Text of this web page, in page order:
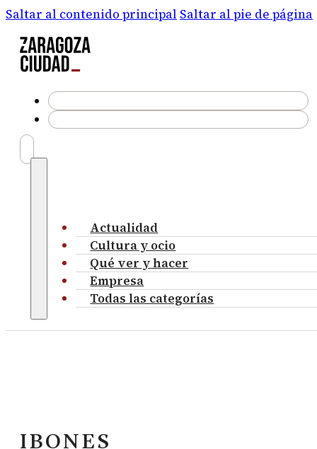
Saltar al contenido principal Saltar al pie de página
Actualidad
Cultura y ocio
Qué ver y hacer
Empresa
Todas las categorías
IBONES